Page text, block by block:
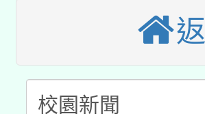
暨閱讀推動
科技賦能─
礎課程
A3數位素養
「數位內容